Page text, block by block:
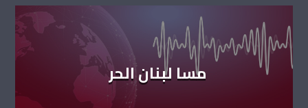
مسا لبنان الحر